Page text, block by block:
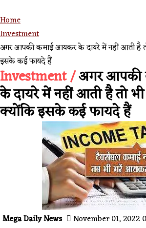
Home
Investment
अगर आपकी कमाई आयकर के दायरे में नहीं आती है तो
इसके कई फायदे हैं
Investment /अगर आपकी
के दायरे में नहीं आती है तो भी
क्योंकि इसके कई फायदे हैं
Mega Daily News November 01, 2022